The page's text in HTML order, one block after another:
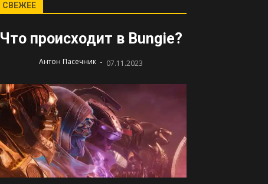
СВЕЖЕЕ
Что происходит в Bungie?
Антон Пасечник - 07.11.2023